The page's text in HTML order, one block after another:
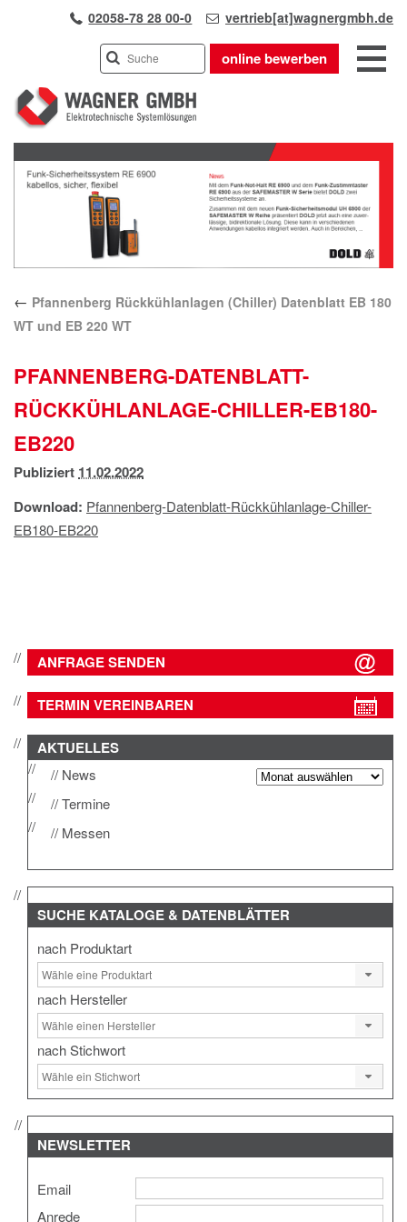
02058-78 28 00-0 vertrieb[at]wagnergmbh.de
online bewerben
INDUSTRIEVERTRETUNG
UNSER TEAM
WIR ÜBER UNS
KARRIERE
PRODUKTE
APPLIKATIONEN
LÖSUNGEN
KONTAKT
IMPRESSUM
DATENSCHUTZ
Previous
Next
← Pfannenberg Rückkühlanlagen (Chiller) Datenblatt EB 180
WT und EB 220 WT
PFANNENBERG-DATENBLATT-
RÜCKKÜHLANLAGE-CHILLER-EB180-
EB220
Publiziert 11.02.2022
Download: Pfannenberg-Datenblatt-Rückkühlanlage-Chiller-
EB180-EB220
ANFRAGE SENDEN
TERMIN VEREINBAREN
AKTUELLES
News
Termine
Messen
SUCHE KATALOGE & DATENBLÄTTER
nach Produktart
nach Hersteller
nach Stichwort
NEWSLETTER
Email
Anrede